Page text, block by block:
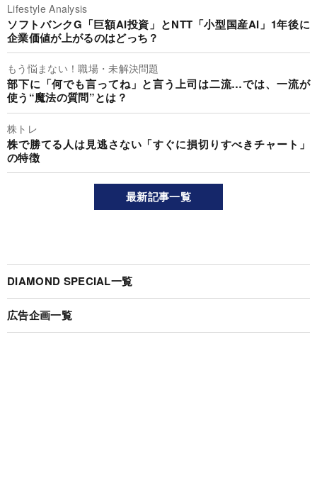
Lifestyle Analysis
ソフトバンクG「巨額AI投資」とNTT「小型国産AI」1年後に
企業価値が上がるのはどっち？
もう悩まない！職場・未解決問題
部下に「何でも言ってね」と言う上司は二流…では、一流が
使う“魔法の質問”とは？
株トレ
株で勝てる人は見逃さない「すぐに損切りすべきチャート」
の特徴
最新記事一覧
DIAMOND SPECIAL一覧
広告企画一覧